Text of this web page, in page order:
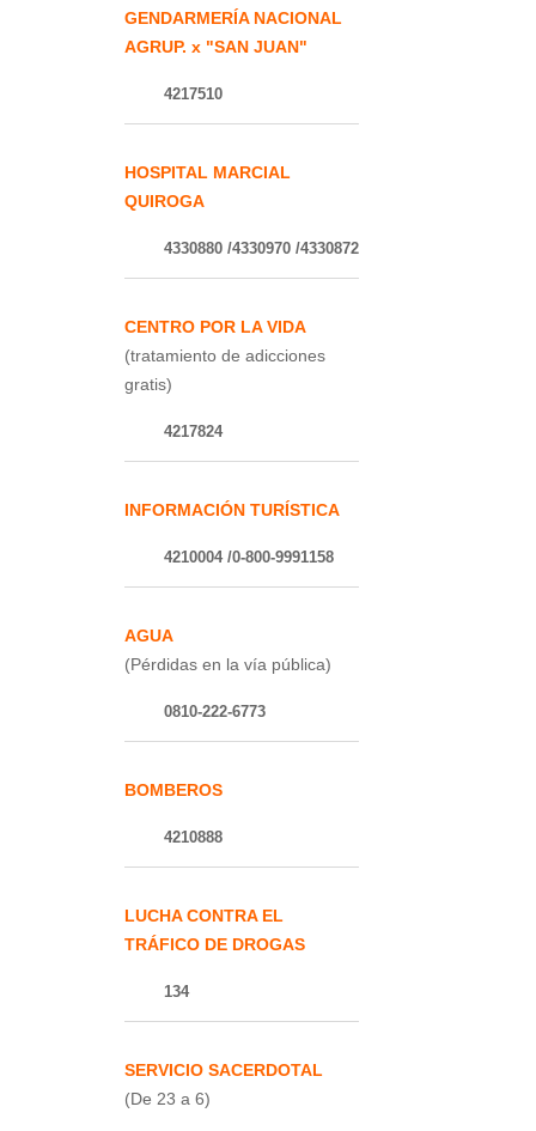
GENDARMERÍA NACIONAL
AGRUP. x "SAN JUAN"
4217510
HOSPITAL MARCIAL
QUIROGA
4330880 /4330970 /4330872
CENTRO POR LA VIDA
(tratamiento de adicciones
gratis)
4217824
INFORMACIÓN TURÍSTICA
4210004 /0-800-9991158
AGUA
(Pérdidas en la vía pública)
0810-222-6773
BOMBEROS
4210888
LUCHA CONTRA EL
TRÁFICO DE DROGAS
134
SERVICIO SACERDOTAL
(De 23 a 6)